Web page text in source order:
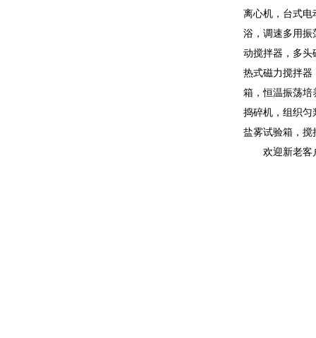
离心机，台式电
浴，调速多用振
动搅拌器，多头
热式磁力搅拌器
箱，恒温振荡培
捣碎机，组织匀
盐雾试验箱，搅
欢迎新老客